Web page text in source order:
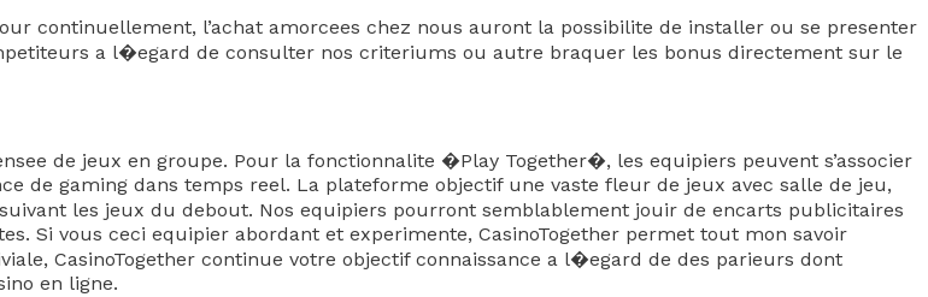
continuellement, l’achat amorcees chez nous auront la possibilite de installer ou se presenter
a l�egard de consulter nos criteriums ou autre braquer les bonus directement sur le
de jeux en groupe. Pour la fonctionnalite �Play Together�, les equipiers peuvent s’associer
de gaming dans temps reel. La plateforme objectif une vaste fleur de jeux avec salle de jeu,
les jeux du debout. Nos equipiers pourront semblablement jouir de encarts publicitaires
Si vous ceci equipier abordant et experimente, CasinoTogether permet tout mon savoir
CasinoTogether continue votre objectif connaissance a l�egard de des parieurs dont
en ligne.